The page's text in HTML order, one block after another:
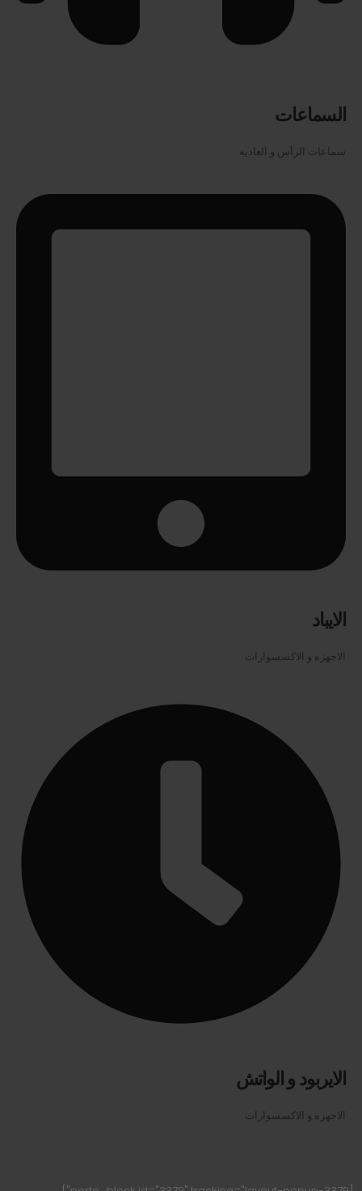
السماعات
سماعات الرأس و العاديه
الايباد
الاجهزه و الاكسسوارات
الايربود و الواتش
الاجهزه و الاكسسوارات